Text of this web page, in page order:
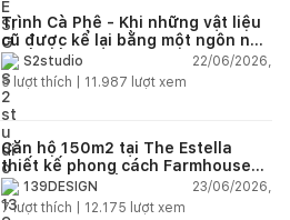
Trình Cà Phê - Khi những vật liệu
cũ được kể lại bằng một ngôn ngữ
thiết kế mới
S2studio
22/06/2026,
5 lượt thích | 11.987 lượt xem
Căn hộ 150m2 tại The Estella
thiết kế phong cách Farmhouse
thanh lịch và ấm áp
139DESIGN
23/06/2026,
7lượt thích | 12.175 lượt xem